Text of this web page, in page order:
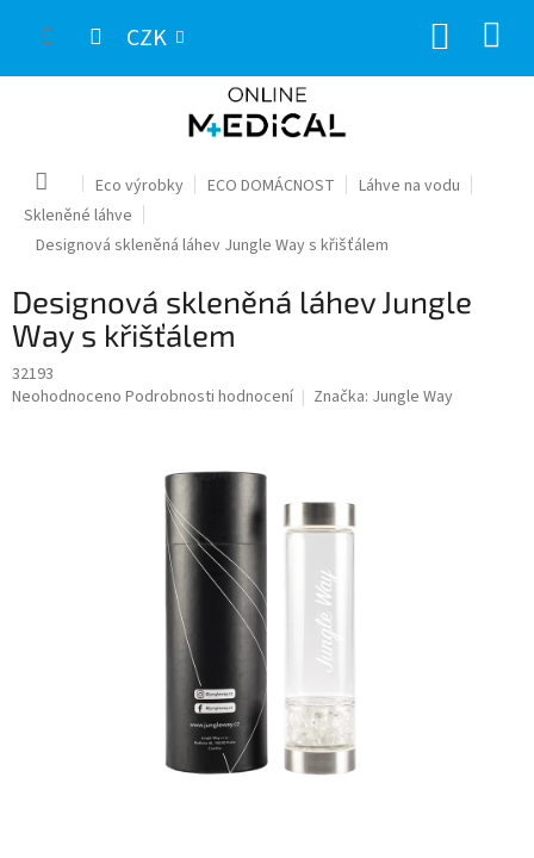
CZK
Domů Eco výrobky ECO DOMÁCNOST
Láhve na vodu
Skleněné láhve
Designová skleněná láhev Jungle Way s křišťálem
Designová skleněná láhev Jungle
Way s křišťálem
32193
Průměrné
Neohodnoceno Podrobnosti hodnocení Značka: Jungle Way